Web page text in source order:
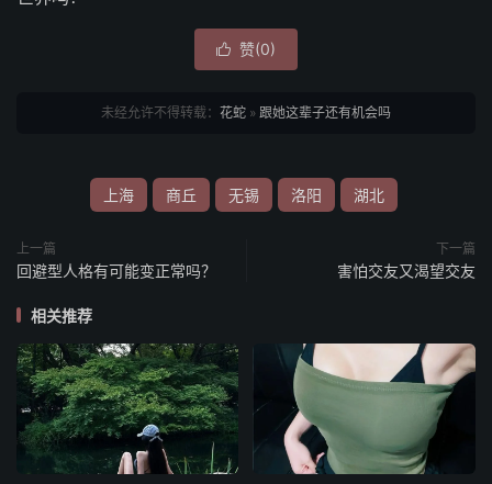
 赞(0)
未经允许不得转载： 花蛇 » 跟她这辈子还有机会吗
上海 商丘 无锡 洛阳 湖北
上一篇
回避型人格有可能变正常吗？
下一篇
害怕交友又渴望交友
相关推荐